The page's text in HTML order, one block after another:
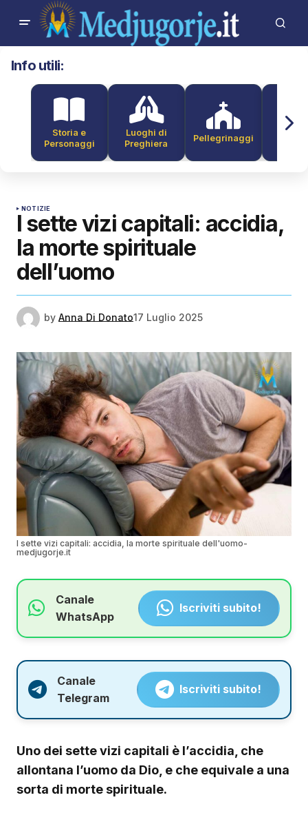
Info utili:
Storia e
Personaggi
Luoghi di
Preghiera
Pellegrinaggi
NOTIZIE
I sette vizi capitali: accidia,
la morte spirituale
dell’uomo
by Anna Di Donato17 Luglio 2025
I sette vizi capitali: accidia, la morte spirituale dell'uomo-
medjugorje.it
Canale
WhatsApp
Iscriviti subito!
Canale
Telegram
Iscriviti subito!
Uno dei sette vizi capitali è l’accidia, che
allontana l’uomo da Dio, e che equivale a una
sorta di morte spirituale.